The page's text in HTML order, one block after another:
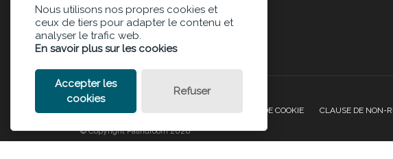
POLITIQUE DE CONFIDENTIALITÉ POLITIQUE DE COOKIE CLAUSE DE NON-
© Copyright Palindroom 2026
Nous utilisons nos propres cookies et
ceux de tiers pour adapter le contenu et
analyser le trafic web.
En savoir plus sur les cookies
Accepter les
cookies
Refuser